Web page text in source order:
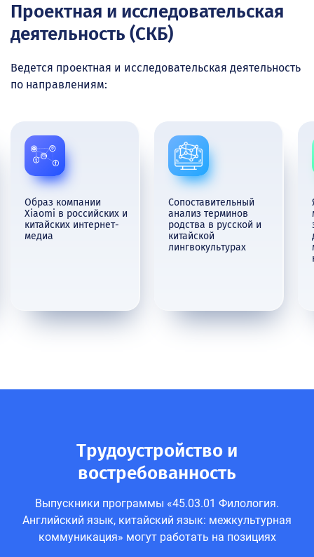
Проектная и исследовательская
деятельность (СКБ)
Ведется проектная и исследовательская деятельность
по направлениям:
Образ компании
Xiaomi в российских и
китайских интернет-
медиа
Сопоставительный
анализ терминов
родства в русской и
китайской
лингвокультурах
Трудоустройство и
востребованность
Выпускники программы «45.03.01 Филология.
Английский язык, китайский язык: межкультурная
коммуникация» могут работать на позициях